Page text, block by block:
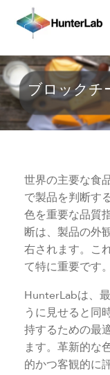
ブロックチー
ブロックチ
世界の主要な食
で製品を判断す
色を重要な品質
断は、製品の外
右されます。こ
て特に重要です。
HunterLabは、
うに見せると同
持するための最
ます。革新的な
的かつ客観的に